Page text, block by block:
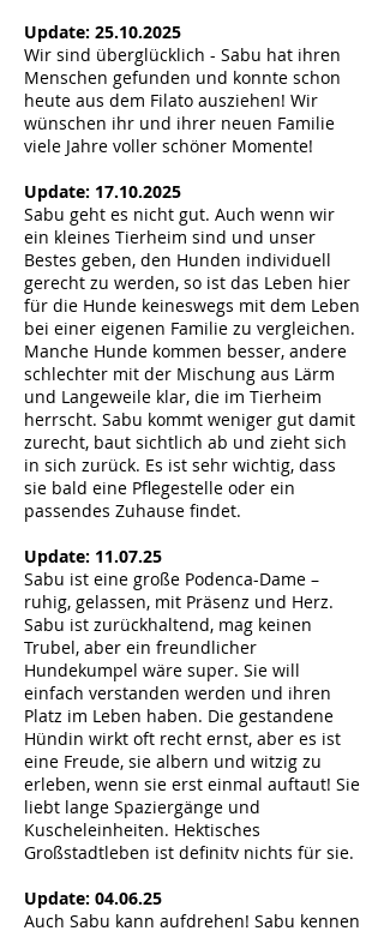
Update: 25.10.2025
Wir sind überglücklich - Sabu hat ihren
Menschen gefunden und konnte schon
heute aus dem Filato ausziehen! Wir
wünschen ihr und ihrer neuen Familie
viele Jahre voller schöner Momente!
Update: 17.10.2025
Sabu geht es nicht gut. Auch wenn wir
ein kleines Tierheim sind und unser
Bestes geben, den Hunden individuell
gerecht zu werden, so ist das Leben hier
für die Hunde keineswegs mit dem Leben
bei einer eigenen Familie zu vergleichen.
Manche Hunde kommen besser, andere
schlechter mit der Mischung aus Lärm
und Langeweile klar, die im Tierheim
herrscht. Sabu kommt weniger gut damit
zurecht, baut sichtlich ab und zieht sich
in sich zurück. Es ist sehr wichtig, dass
sie bald eine Pflegestelle oder ein
passendes Zuhause findet.
Update: 11.07.25
Sabu ist eine große Podenca-Dame –
ruhig, gelassen, mit Präsenz und Herz.
Sabu ist zurückhaltend, mag keinen
Trubel, aber ein freundlicher
Hundekumpel wäre super. Sie will
einfach verstanden werden und ihren
Platz im Leben haben. Die gestandene
Hündin wirkt oft recht ernst, aber es ist
eine Freude, sie albern und witzig zu
erleben, wenn sie erst einmal auftaut! Sie
liebt lange Spaziergänge und
Kuscheleinheiten. Hektisches
Großstadtleben ist definitv nichts für sie.
Update: 04.06.25
Auch Sabu kann aufdrehen! Sabu kennen